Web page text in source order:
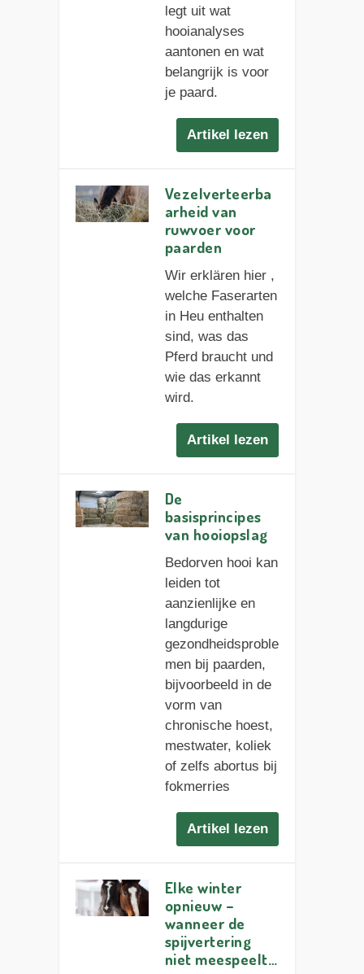
legt uit wat
hooianalyses
aantonen en wat
belangrijk is voor
je paard.
Artikel lezen
Vezelverteerba
arheid van
ruwvoer voor
paarden
Wir erklären hier ,
welche Faserarten
in Heu enthalten
sind, was das
Pferd braucht und
wie das erkannt
wird.
Artikel lezen
De
basisprincipes
van hooiopslag
Bedorven hooi kan
leiden tot
aanzienlijke en
langdurige
gezondheidsproble
men bij paarden,
bijvoorbeeld in de
vorm van
chronische hoest,
mestwater, koliek
of zelfs abortus bij
fokmerries
Artikel lezen
Elke winter
opnieuw –
wanneer de
spijvertering
niet meespeelt…